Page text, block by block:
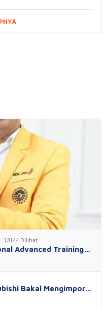
13144 Dilihat
Advanced Training…
Bakal Mengimpor…